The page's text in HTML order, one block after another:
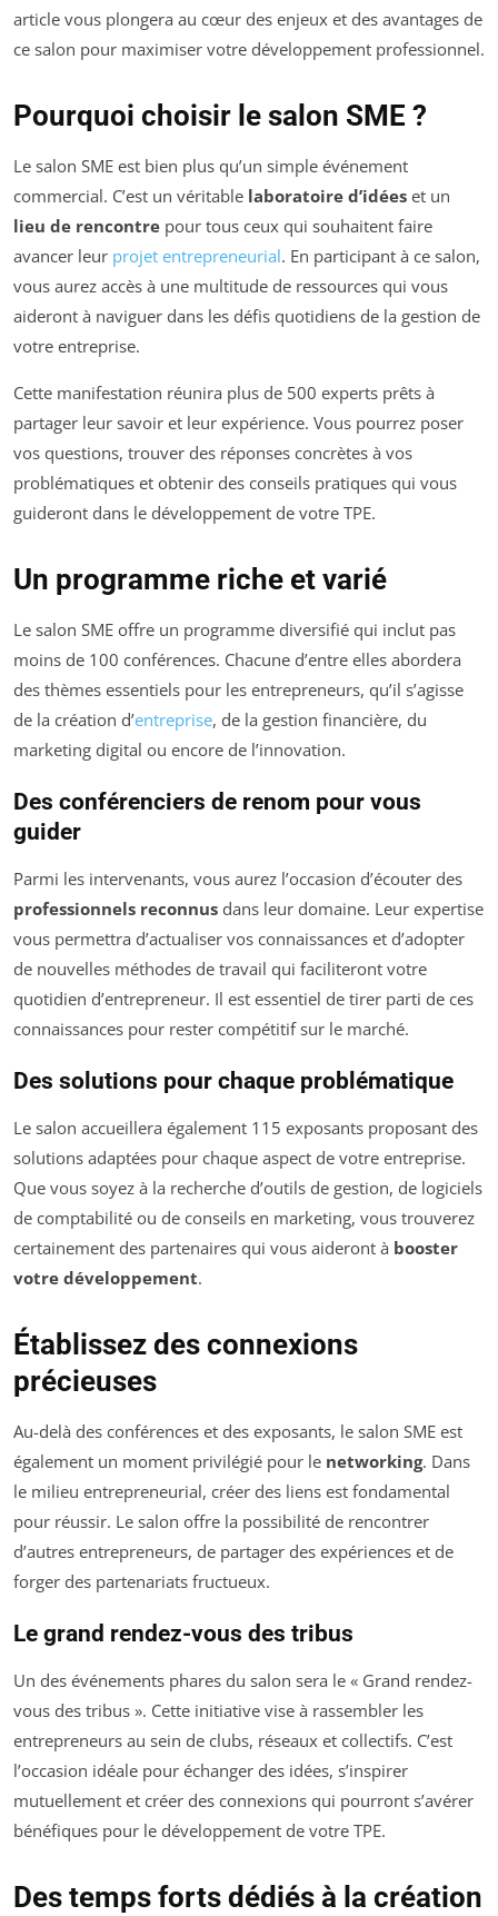
article vous plongera au cœur des enjeux et des avantages de
ce salon pour maximiser votre développement professionnel.
Pourquoi choisir le salon SME ?
Le salon SME est bien plus qu’un simple événement
commercial. C’est un véritable laboratoire d’idées et un
lieu de rencontre pour tous ceux qui souhaitent faire
avancer leur projet entrepreneurial. En participant à ce salon,
vous aurez accès à une multitude de ressources qui vous
aideront à naviguer dans les défis quotidiens de la gestion de
votre entreprise.
Cette manifestation réunira plus de 500 experts prêts à
partager leur savoir et leur expérience. Vous pourrez poser
vos questions, trouver des réponses concrètes à vos
problématiques et obtenir des conseils pratiques qui vous
guideront dans le développement de votre TPE.
Un programme riche et varié
Le salon SME offre un programme diversifié qui inclut pas
moins de 100 conférences. Chacune d’entre elles abordera
des thèmes essentiels pour les entrepreneurs, qu’il s’agisse
de la création d’entreprise, de la gestion financière, du
marketing digital ou encore de l’innovation.
Des conférenciers de renom pour vous
guider
Parmi les intervenants, vous aurez l’occasion d’écouter des
professionnels reconnus dans leur domaine. Leur expertise
vous permettra d’actualiser vos connaissances et d’adopter
de nouvelles méthodes de travail qui faciliteront votre
quotidien d’entrepreneur. Il est essentiel de tirer parti de ces
connaissances pour rester compétitif sur le marché.
Des solutions pour chaque problématique
Le salon accueillera également 115 exposants proposant des
solutions adaptées pour chaque aspect de votre entreprise.
Que vous soyez à la recherche d’outils de gestion, de logiciels
de comptabilité ou de conseils en marketing, vous trouverez
certainement des partenaires qui vous aideront à booster
votre développement.
Établissez des connexions
précieuses
Au-delà des conférences et des exposants, le salon SME est
également un moment privilégié pour le networking. Dans
le milieu entrepreneurial, créer des liens est fondamental
pour réussir. Le salon offre la possibilité de rencontrer
d’autres entrepreneurs, de partager des expériences et de
forger des partenariats fructueux.
Le grand rendez-vous des tribus
Un des événements phares du salon sera le « Grand rendez-
vous des tribus ». Cette initiative vise à rassembler les
entrepreneurs au sein de clubs, réseaux et collectifs. C’est
l’occasion idéale pour échanger des idées, s’inspirer
mutuellement et créer des connexions qui pourront s’avérer
bénéfiques pour le développement de votre TPE.
Des temps forts dédiés à la création